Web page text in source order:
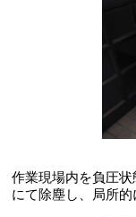
作業現場内を負圧
にて除塵し、局所的